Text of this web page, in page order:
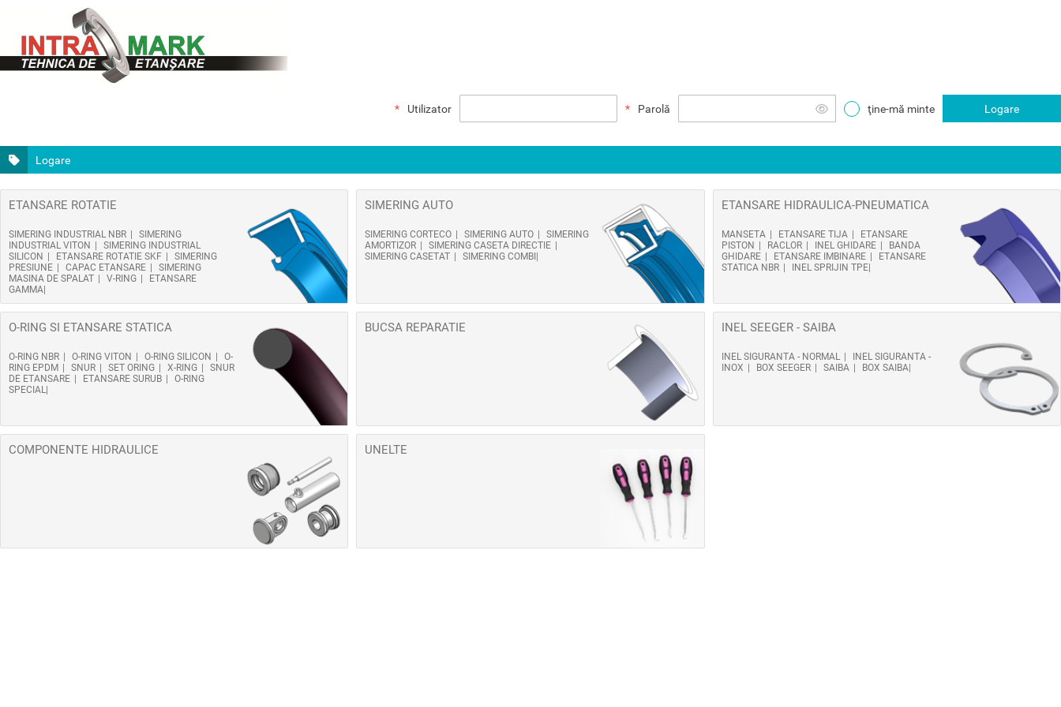
Utilizator Parolă ţine-mă minte Logare
Logare
ETANSARE ROTATIE
SIMERING INDUSTRIAL NBR
SIMERING
INDUSTRIAL VITON
SIMERING INDUSTRIAL
SILICON
ETANSARE ROTATIE SKF
SIMERING
PRESIUNE
CAPAC ETANSARE
SIMERING
MASINA DE SPALAT
V-RING
ETANSARE
GAMMA
SIMERING AUTO
SIMERING CORTECO SIMERING AUTO
SIMERING
AMORTIZOR
SIMERING CASETA DIRECTIE
SIMERING CASETAT
SIMERING COMBI
ETANSARE HIDRAULICA-PNEUMATICA
MANSETA ETANSARE TIJA
ETANSARE
PISTON
RACLOR INEL GHIDARE
BANDA
GHIDARE
ETANSARE IMBINARE
ETANSARE
STATICA NBR
INEL SPRIJIN TPE
O-RING SI ETANSARE STATICA
O-RING NBR O-RING VITON O-RING SILICON
O-
RING EPDM
SNUR SET ORING X-RING
SNUR
DE ETANSARE
ETANSARE SURUB
O-RING
SPECIAL
BUCSA REPARATIE INEL SEEGER - SAIBA
INEL SIGURANTA - NORMAL
INEL SIGURANTA -
INOX
BOX SEEGER SAIBA BOX SAIBA
COMPONENTE HIDRAULICE UNELTE